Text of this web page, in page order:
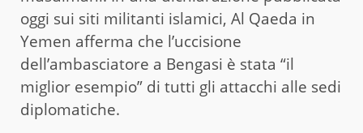
oggi sui siti militanti islamici, Al Qaeda in
Yemen afferma che l’uccisione
dell’ambasciatore a Bengasi è stata “il
miglior esempio” di tutti gli attacchi alle sedi
diplomatiche.